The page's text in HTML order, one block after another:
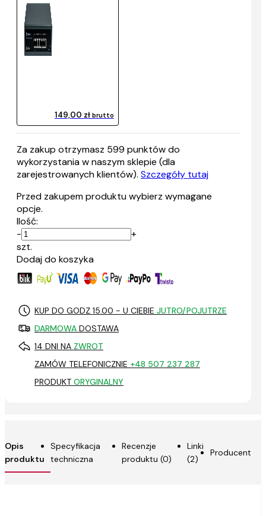
149,00 zł brutto
Za zakup otrzymasz 599 punktów do
wykorzystania w naszym sklepie (dla
zarejestrowanych klientów). Szczegóły tutaj
Przed zakupem produktu wybierz wymagane
opcje.
Ilość:
-
+
szt.
Dodaj do koszyka
KUP DO GODZ 15.00 - U CIEBIE JUTRO/POJUTRZE
DARMOWA DOSTAWA
14 DNI NA ZWROT
ZAMÓW TELEFONICZNIE +48 507 237 287
PRODUKT ORYGINALNY
Opis
produktu
Linki
(2)
Specyfikacja
techniczna
Producent
Recenzje
produktu (0)